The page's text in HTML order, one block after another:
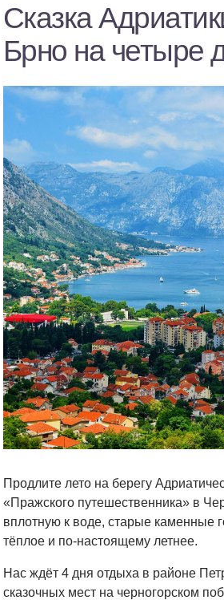
Сказка
Брно на четыре
Продлите лето на берегу
«Пражского путешественника» в
вплотную к воде, старые каменные
тёплое и по-настоящему летнее.
Нас ждёт 4 дня отдыха в районе
сказочных мест на черногорском